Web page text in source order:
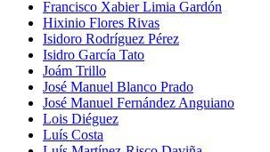
Francisco Xabier Limia Gardón
Hixinio Flores Rivas
Isidoro Rodríguez Pérez
Isidro García Tato
Joám Trillo
José Manuel Blanco Prado
José Manuel Fernández Anguiano
Lois Diéguez
Luís Costa